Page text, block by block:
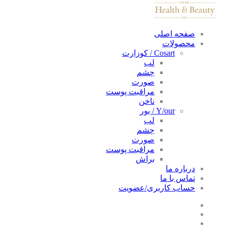
صفحه اصلی
محصولات
Cosart / کوزارت
لب
چشم
صورت
مراقبت پوست
ناخن
Y/our / یور
لب
چشم
صورت
مراقبت پوست
براش
درباره ما
تماس با ما
حساب کاربری/عضویت